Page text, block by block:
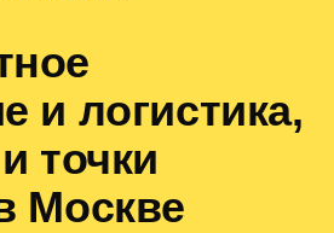
и логистика,
точки
Москве